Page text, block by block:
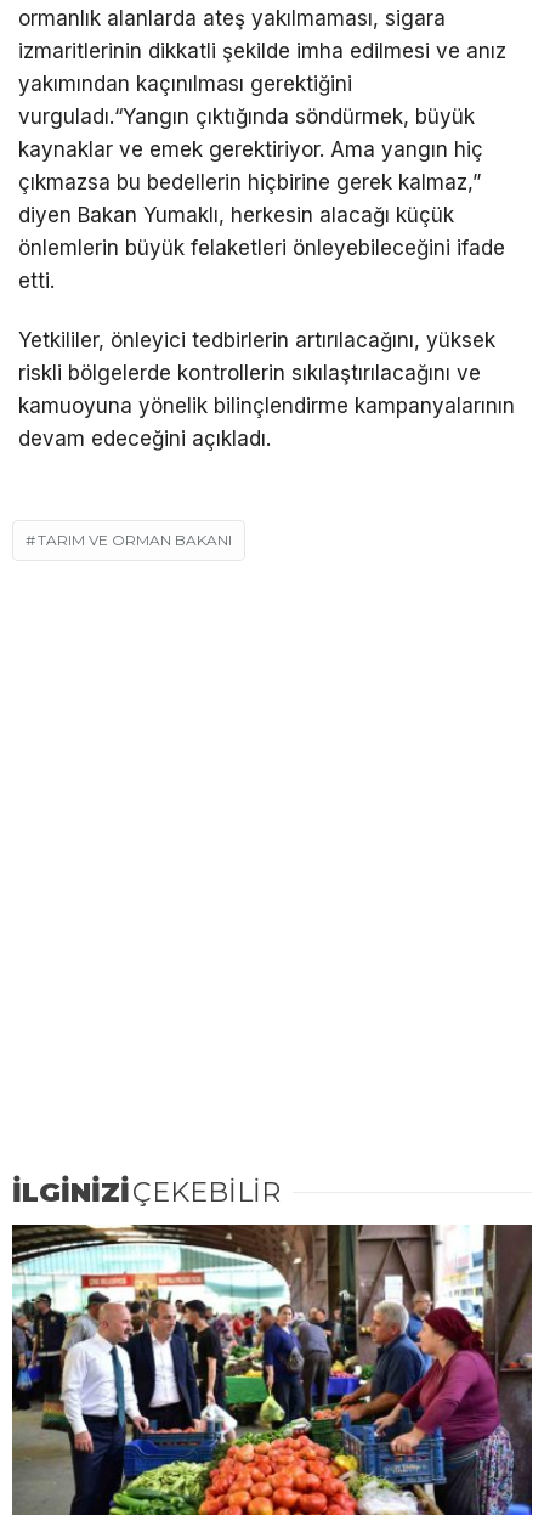
ormanlık alanlarda ateş yakılmaması, sigara
izmaritlerinin dikkatli şekilde imha edilmesi ve anız
yakımından kaçınılması gerektiğini
vurguladı.“Yangın çıktığında söndürmek, büyük
kaynaklar ve emek gerektiriyor. Ama yangın hiç
çıkmazsa bu bedellerin hiçbirine gerek kalmaz,”
diyen Bakan Yumaklı, herkesin alacağı küçük
önlemlerin büyük felaketleri önleyebileceğini ifade
etti.
Yetkililer, önleyici tedbirlerin artırılacağını, yüksek
riskli bölgelerde kontrollerin sıkılaştırılacağını ve
kamuoyuna yönelik bilinçlendirme kampanyalarının
devam edeceğini açıkladı.
TARIM VE ORMAN BAKANI
İLGİNİZİÇEKEBİLİR